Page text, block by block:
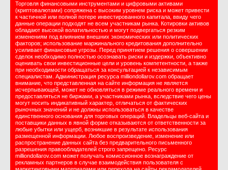
Торговля финансовыми инструментами и цифровыми активами
(криптовалютами) сопряжена с высоким уровнем риска и может привести
к частичной или полной потере инвестированного капитала, ввиду чего
данные операции подходят не всем участникам рынка. Котировки активов
обладают высокой волатильностью и могут подвергаться резким
изменениям под влиянием внешних экономических или политических
факторов; использование маржинального кредитования дополнительно
усиливает финансовые угрозы. Перед принятием решения о совершении
сделок необходимо полностью осознавать риски и издержки, объективно
оценивать свои инвестиционные цели и уровень компетентности, а также
при необходимости обращаться за консультацией к независимым
специалистам. Администрация ресурса milliondollarov.com обращает
внимание, что представленная на сайте информация не является
исчерпывающей, может не обновляться в режиме реального времени и
предоставляться не биржами, а участниками рынка, вследствие чего цены
могут носить индикативный характер, отличаться от фактических
рыночных значений и не должны использоваться в качестве
единственного основания для торговых операций. Владельцы веб-сайта и
поставщики данных в явной форме отказываются от ответственности за
любые убытки или ущерб, возникшие в результате использования
размещенной информации. Любое воспроизведение, изменение или
распространение данных сайта без предварительного письменного
разрешения правообладателей строго запрещено. Ресурс
milliondollarov.com может получать комиссионное вознаграждение от
рекламных партнеров в случае взаимодействия пользователя с